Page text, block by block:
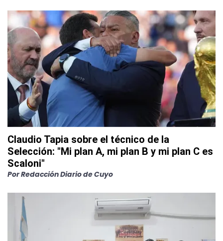
Claudio Tapia sobre el técnico de la
Selección: "Mi plan A, mi plan B y mi plan C es
Scaloni"
PorRedacción Diario de Cuyo